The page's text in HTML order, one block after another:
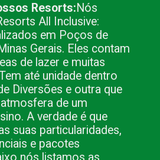
Resorts:Nós
All Inclusive:
em Poços de
Gerais. Eles contam
de lazer e muitas
até unidade dentro
Diversões e outra que
de um
A verdade é que
suas particularidades,
e pacotes
nós listamos as